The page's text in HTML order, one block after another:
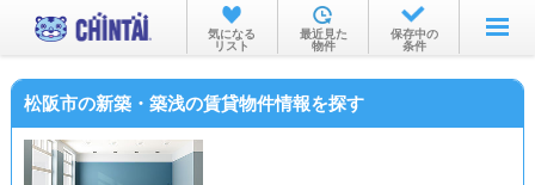
お部屋を探す
沿線・駅から
気になる
リスト
最近見た
物件
保存中の
条件
松阪市の新築・築浅の賃貸物件情報を探す